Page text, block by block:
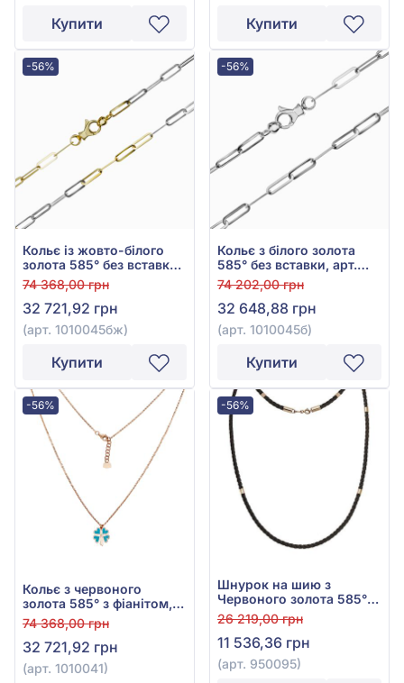
Купити Купити
-56%
Кольє із жовто-білого
золота 585° без вставки,
арт. 1010045бж
74 368,00 грн
32 721,92 грн
(арт. 1010045бж)
Купити
-56%
Кольє з білого золота
585° без вставки, арт.
1010045б
74 202,00 грн
32 648,88 грн
(арт. 1010045б)
Купити
-56%
Кольє з червоного
золота 585° з фіанітом,
кубічним цирконієм,
бірюзою та емаллю, арт.
1010041
74 368,00 грн
32 721,92 грн
(арт. 1010041)
-56%
Шнурок на шию з
Червоного золота 585° з
Чорним Текстилем, арт.
950095
26 219,00 грн
11 536,36 грн
(арт. 950095)